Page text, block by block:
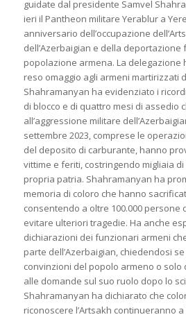
guidate dal presidente Samvel
ieri il Pantheon militare Yerablur a
anniversario dell’occupazione
dell’Azerbaigian e della
popolazione armena. La delegazione
reso omaggio agli armeni martirizzati
Shahramanyan ha evidenziato i
di blocco e di quattro mesi di assedio
all’aggressione militare
settembre 2023, comprese le
del deposito di carburante, hanno
vittime e feriti, costringendo migliaia
propria patria. Shahramanyan ha
memoria di coloro che hanno
consentendo a oltre 100.000 persone
evitare ulteriori tragedie. Ha anche
dichiarazioni dei funzionari armeni
parte dell’Azerbaigian, chiedendosi
convinzioni del popolo armeno o solo
alle domande sul suo ruolo dopo lo
Shahramanyan ha dichiarato che
riconoscere l’Artsakh continueranno